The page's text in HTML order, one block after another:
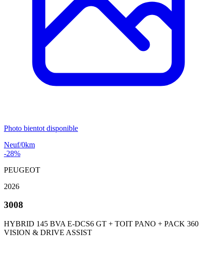
Photo bientot disponible
Neuf/0km
-28%
PEUGEOT
2026
3008
HYBRID 145 BVA E-DCS6 GT + TOIT PANO + PACK 360
VISION & DRIVE ASSIST